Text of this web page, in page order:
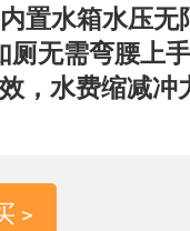
置水箱水压
厕无需弯腰上手
，水费缩减冲